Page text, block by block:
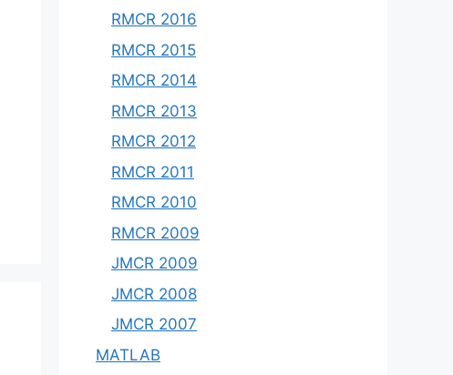
RMCR 2016
RMCR 2015
RMCR 2014
RMCR 2013
RMCR 2012
RMCR 2011
RMCR 2010
RMCR 2009
JMCR 2009
JMCR 2008
JMCR 2007
MATLAB